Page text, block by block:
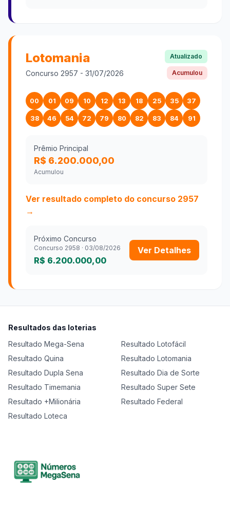
Lotomania
Concurso 2957 - 31/07/2026
Atualizado
Acumulou
00 01 09 10 12 13 18 25 35 37
38 46 54 72 79 80 82 83 84 91
Prêmio Principal
R$ 6.200.000,00
Acumulou
Ver resultado completo do concurso 2957
→
Próximo Concurso
Concurso 2958 · 03/08/2026
R$ 6.200.000,00
Ver Detalhes
Resultados das loterias
Resultado Mega-Sena Resultado Lotofácil
Resultado Quina Resultado Lotomania
Resultado Dupla Sena Resultado Dia de Sorte
Resultado Timemania Resultado Super Sete
Resultado +Milionária Resultado Federal
Resultado Loteca